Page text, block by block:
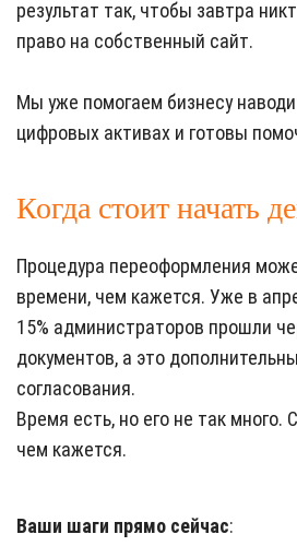
результат так, чтобы завтра
право на собственный сайт.
Мы уже помогаем бизнесу
цифровых активах и готовы
Когда стоит начать
Процедура переоформления
времени, чем кажется. Уже в
15% администраторов прошли
документов, а это
согласования.
Время есть, но его не так много.
чем кажется.
Ваши шаги прямо сейчас: